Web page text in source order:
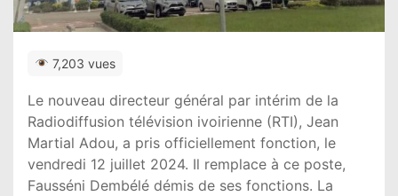
7,203 vues
Le nouveau directeur général par intérim de la
Radiodiffusion télévision ivoirienne (RTI), Jean
Martial Adou, a pris officiellement fonction, le
vendredi 12 juillet 2024. Il remplace à ce poste,
Fausséni Dembélé démis de ses fonctions. La